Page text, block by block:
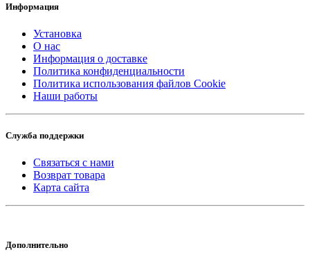
Информация
Установка
О нас
Информация о доставке
Политика конфиденциальности
Политика использования файлов Cookie
Наши работы
Служба поддержки
Связаться с нами
Возврат товара
Карта сайта
Дополнительно